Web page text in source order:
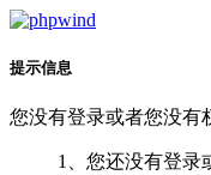
提示信息
您没有登录或者您没有
1、您还没有登录